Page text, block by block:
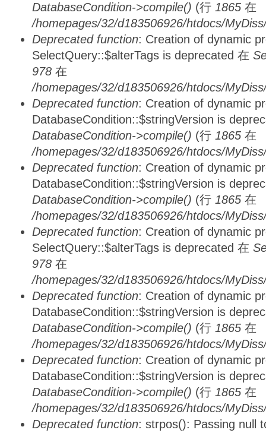
DatabaseCondition->compile() (行 1865 在
/homepages/32/d183506926/htdocs/
Deprecated function: Creation of dynamic
SelectQuery::$alterTags is deprecated 在
978 在
/homepages/32/d183506926/htdocs/
Deprecated function: Creation of dynamic
DatabaseCondition::$stringVersion is
DatabaseCondition->compile() (行 1865 在
/homepages/32/d183506926/htdocs/
Deprecated function: Creation of dynamic
DatabaseCondition::$stringVersion is
DatabaseCondition->compile() (行 1865 在
/homepages/32/d183506926/htdocs/
Deprecated function: Creation of dynamic
SelectQuery::$alterTags is deprecated 在
978 在
/homepages/32/d183506926/htdocs/
Deprecated function: Creation of dynamic
DatabaseCondition::$stringVersion is
DatabaseCondition->compile() (行 1865 在
/homepages/32/d183506926/htdocs/
Deprecated function: Creation of dynamic
DatabaseCondition::$stringVersion is
DatabaseCondition->compile() (行 1865 在
/homepages/32/d183506926/htdocs/
Deprecated function: strpos(): Passing null